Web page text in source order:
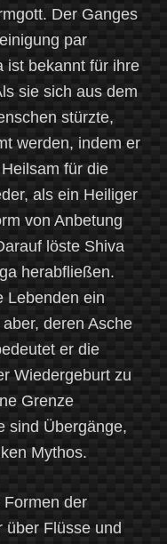
Der Ganges
par
ist bekannt für ihre
sie sich aus dem
stürzte,
werden, indem er
für die
als ein Heiliger
von Anbetung
löste Shiva
herabfließen.
Lebenden ein
deren Asche
er die
Wiedergeburt zu
Grenze
sind Übergänge,
Mythos.
der
über Flüsse und